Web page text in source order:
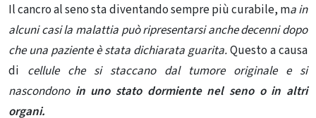
Il cancro al seno sta diventando sempre più curabile, ma in
alcuni casi la malattia può ripresentarsi anche decenni dopo
che una paziente è stata dichiarata guarita.Questo a causa
di cellule che si staccano dal tumore originale e si
nascondono in uno stato dormiente nel seno o in altri
organi.